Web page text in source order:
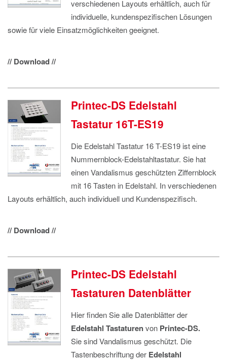
verschiedenen Layouts erhältlich, auch für
individuelle, kundenspezifischen Lösungen
sowie für viele Einsatzmöglichkeiten geeignet.
// Download //
Printec-DS Edelstahl
Tastatur 16T-ES19
Die Edelstahl Tastatur 16 T-ES19 ist eine
Nummernblock-Edelstahltastatur. Sie hat
einen Vandalismus geschützten Ziffernblock
mit 16 Tasten in Edelstahl. In verschiedenen
Layouts erhältlich, auch individuell und Kundenspezifisch.
// Download //
Printec-DS Edelstahl
Tastaturen Datenblätter
Hier finden Sie alle Datenblätter der
Edelstahl Tastaturenvon Printec-DS.
Sie sind Vandalismus geschützt. Die
Tastenbeschriftung der Edelstahl